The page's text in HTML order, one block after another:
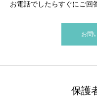
お電話でしたらすぐにご回
お問
保護